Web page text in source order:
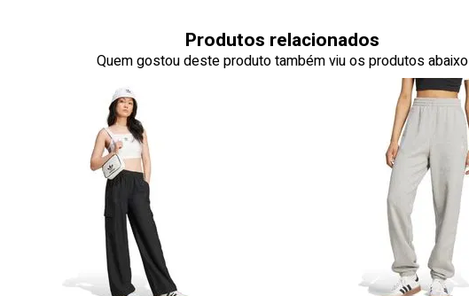
Produtos relacionados
Quem gostou deste produto também viu os produtos abaixo